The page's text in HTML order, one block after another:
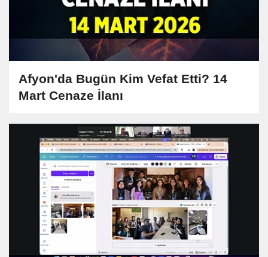
Afyon'da Bugün Kim Vefat Etti? 14
Mart Cenaze İlanı